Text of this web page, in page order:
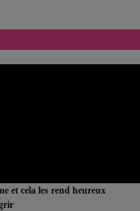
et cela les rend heureux